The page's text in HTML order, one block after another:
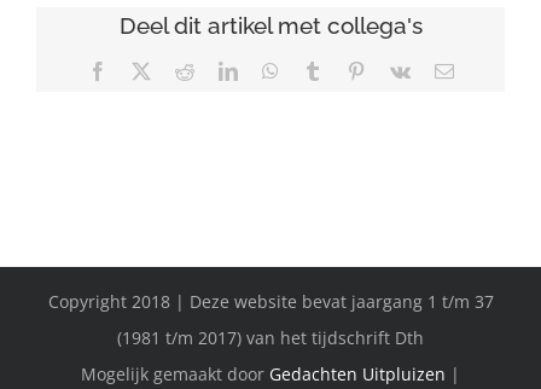
Deel dit artikel met collega's
Facebook RedditLinkedInWhatsApp
Tumblr Pinterest
Vk
E-
Copyright 2018 | Deze website bevat jaargang 1 t/m 37
(1981 t/m 2017) van het tijdschrift Dth
Mogelijk gemaakt door Gedachten Uitpluizen |